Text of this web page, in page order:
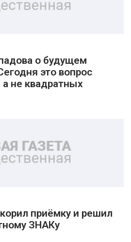
о будущем
это вопрос
не квадратных
приёмку и решил
ЗНАКу